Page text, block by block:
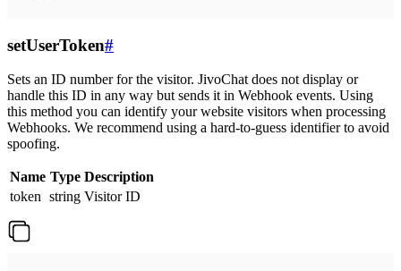
setUserToken#
Sets an ID number for the visitor. JivoChat does not display or
handle this ID in any way but sends it in Webhook events. Using
this method you can identify your website visitors when processing
Webhooks. We recommend using a hard-to-guess identifier to avoid
spoofing.
Name Type Description
token string Visitor ID